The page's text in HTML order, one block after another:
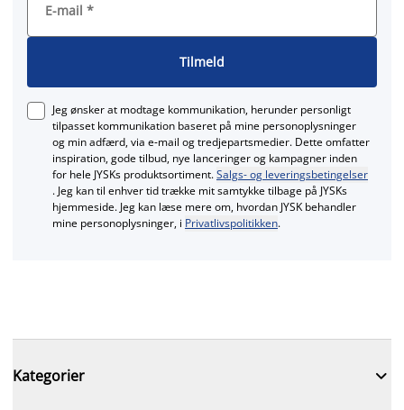
E-mail *
Tilmeld
Jeg ønsker at modtage kommunikation, herunder personligt
tilpasset kommunikation baseret på mine personoplysninger
og min adfærd, via e‑mail og tredjepartsmedier. Dette omfatter
inspiration, gode tilbud, nye lanceringer og kampagner inden
for hele JYSKs produktsortiment.Salgs- og leveringsbetingelser
. Jeg kan til enhver tid trække mit samtykke tilbage på JYSKs
hjemmeside. Jeg kan læse mere om, hvordan JYSK behandler
mine personoplysninger, i Privatlivspolitikken.
Kategorier 